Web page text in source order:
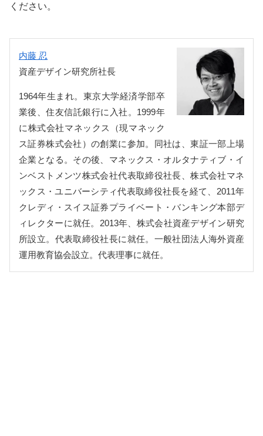
ください。
内藤 忍
資産デザイン研究所社長
1964年生まれ。東京大学経済学部卒
業後、住友信託銀行に入社。1999年
に株式会社マネックス（現マネック
ス証券株式会社）の創業に参加。同社は、東証一部上場
企業となる。その後、マネックス・オルタナティブ・イ
ンベストメンツ株式会社代表取締役社長、株式会社マネ
ックス・ユニバーシティ代表取締役社長を経て、2011年
クレディ・スイス証券プライベート・バンキング本部デ
ィレクターに就任。2013年、株式会社資産デザイン研究
所設立。代表取締役社長に就任。一般社団法人海外資産
運用教育協会設立。代表理事に就任。